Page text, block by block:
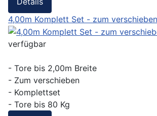
4,00m Komplett Set - zum verschieben
verfügbar
- Tore bis 2,00m Breite
- Zum verschieben
- Komplettset
- Tore bis 80 Kg